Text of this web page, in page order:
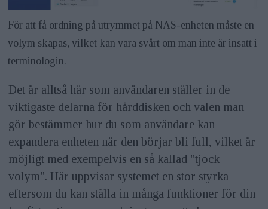
För att få ordning på utrymmet på NAS-enheten måste en
volym skapas, vilket kan vara svårt om man inte är insatt i
terminologin.
Det är alltså här som användaren ställer in de
viktigaste delarna för hårddisken och valen man
gör bestämmer hur du som användare kan
expandera enheten när den börjar bli full, vilket är
möjligt med exempelvis en så kallad "tjock
volym". Här uppvisar systemet en stor styrka
eftersom du kan ställa in många funktioner för din